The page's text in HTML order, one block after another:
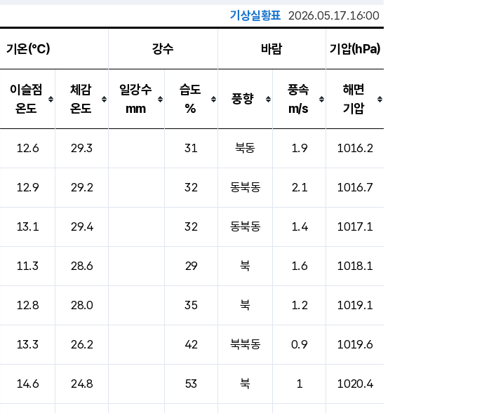
기상실황표 2026.05.17.16:00
기온(℃) 강수 바람 기압(hPa)
이슬점
온도
체감
온도
일강수
mm
습도
%
풍향
풍속
m/s
해면
기압
12.6 29.3 31 북동 1.9 1016.2
12.9 29.2 32 동북동 2.1 1016.7
13.1 29.4 32 동북동 1.4 1017.1
11.3 28.6 29 북 1.6 1018.1
12.8 28.0 35 북 1.2 1019.1
13.3 26.2 42 북북동 0.9 1019.6
14.6 24.8 53 북 1 1020.4